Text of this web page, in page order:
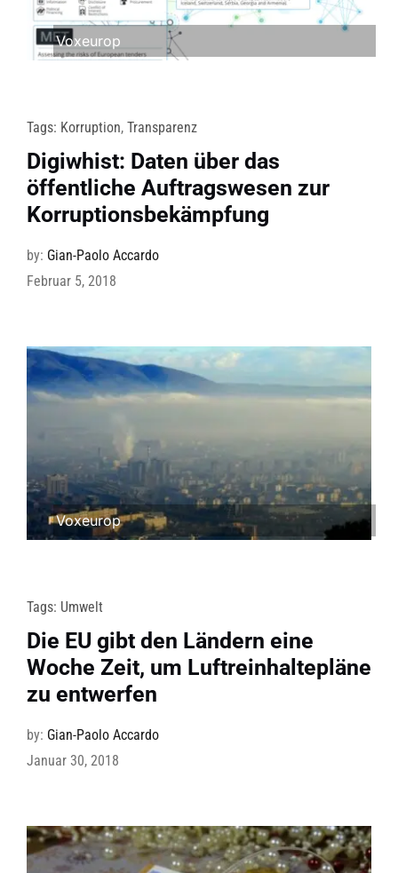
Voxeurop
Tags: Korruption, Transparenz
Digiwhist: Daten über das
öffentliche Auftragswesen zur
Korruptionsbekämpfung
by: Gian-Paolo Accardo
Februar 5, 2018
Voxeurop
Tags: Umwelt
Die EU gibt den Ländern eine
Woche Zeit, um Luftreinhaltepläne
zu entwerfen
by: Gian-Paolo Accardo
Januar 30, 2018